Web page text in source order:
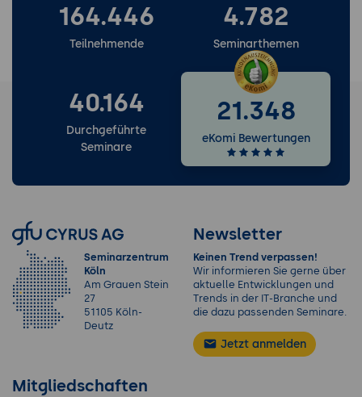
164.446
Teilnehmende
4.782
Seminarthemen
40.164
Durchgeführte
Seminare
21.348
eKomi Bewertungen
Seminarzentrum
Köln
Am Grauen Stein
27
51105 Köln-
Deutz
Newsletter
Keinen Trend verpassen!
Wir informieren Sie gerne über
aktuelle Entwicklungen und
Trends in der IT-Branche und
die dazu passenden Seminare.
Jetzt anmelden
Mitgliedschaften